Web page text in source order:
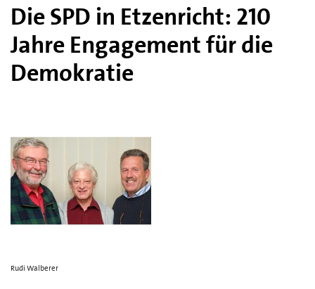
Die SPD in Etzenricht: 210
Jahre Engagement für die
Demokratie
Rudi Walberer